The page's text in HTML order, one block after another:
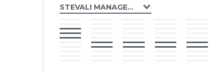
STEVALI MANAGEMENT